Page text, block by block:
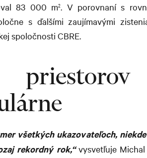
83 000 m2
. V porovnaní s
s ďalšími zaujímavými
spoločnosti CBRE.
všetkých ukazovateľoch,
rekordný rok,“vysvetľuje Michal